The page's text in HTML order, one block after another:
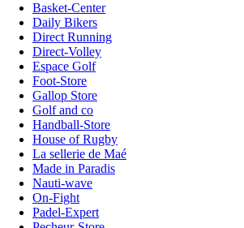
Basket-Center
Daily Bikers
Direct Running
Direct-Volley
Espace Golf
Foot-Store
Gallop Store
Golf and co
Handball-Store
House of Rugby
La sellerie de Maé
Made in Paradis
Nauti-wave
On-Fight
Padel-Expert